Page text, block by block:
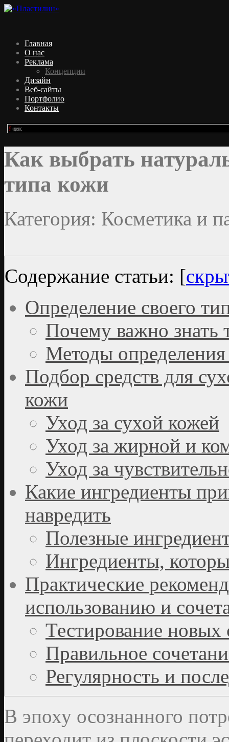
Главная
О нас
Реклама
Концепции
Дизайн
Веб-сайты
Портфолио
Контакты
Как выбрать
типа кожи
Категория: Косметика и
Содержание статьи: [
Определение своего
Почему важно знать
Методы
Подбор средств для
кожи
Уход за сухой кожей
Уход за жирной и
Уход за
Какие ингредиенты
навредить
Полезные
Ингредиенты,
Практические
использованию и
Тестирование новых
Правильное
Регулярность и
В эпоху осознанного